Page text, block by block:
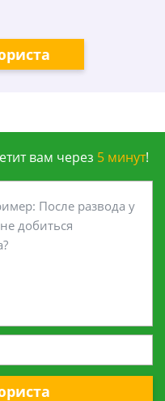
вам через 5 минут!